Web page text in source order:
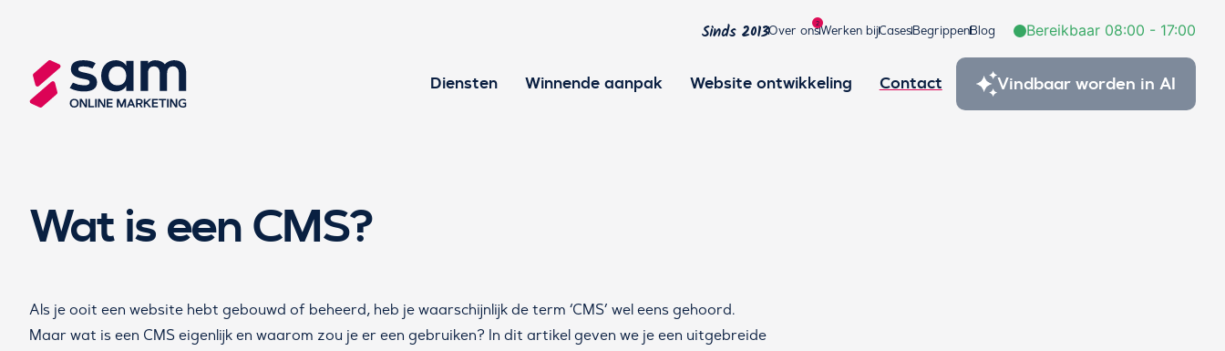
Sinds 2013Over ons
2
Werken bijCasesBegrippenBlog Bereikbaar 08:00 - 17:00
Diensten Winnende aanpak Website ontwikkeling Contact Vindbaar worden in AI
Wat is een CMS?
Als je ooit een website hebt gebouwd of beheerd, heb je waarschijnlijk de term ‘CMS’ wel eens gehoord.
Maar wat is een CMS eigenlijk en waarom zou je er een gebruiken? In dit artikel geven we je een uitgebreide